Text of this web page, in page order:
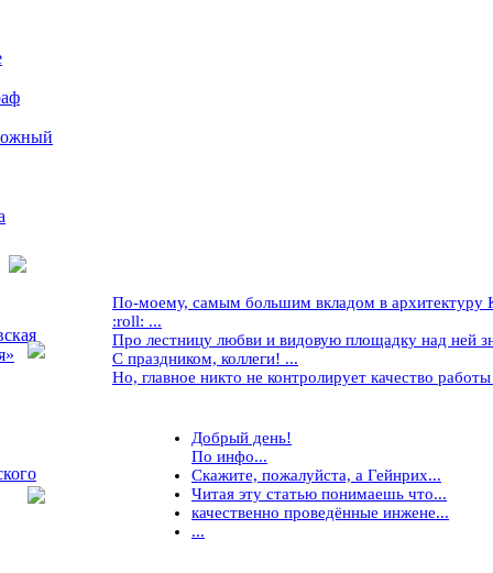
По-моему, самым большим вкладом в архитектуру
:roll: ...
Про лестницу любви и видовую площадку над ней
С праздником, коллеги! ...
Но, главное никто не контролирует качество
Добрый день!
По инфо...
Скажите, пожалуйста, а Гейнрих...
Читая эту статью понимаешь что...
качественно проведённые инжене...
...